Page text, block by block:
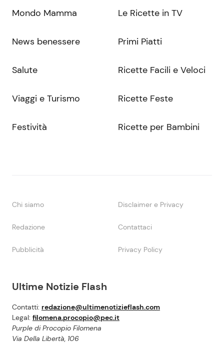
Ultime Notizie Flash
Contatti: redazione@ultimenotizieflash.com
Legal: filomena.procopio@pec.it
Purple di Procopio Filomena
Via Della Libertà, 106
Mondo Mamma
News benessere
Salute
Viaggi e Turismo
Festività
Le Ricette in TV
Primi Piatti
Ricette Facili e Veloci
Ricette Feste
Ricette per Bambini
Chi siamo Disclaimer e Privacy
Redazione Contattaci
Pubblicità Privacy Policy